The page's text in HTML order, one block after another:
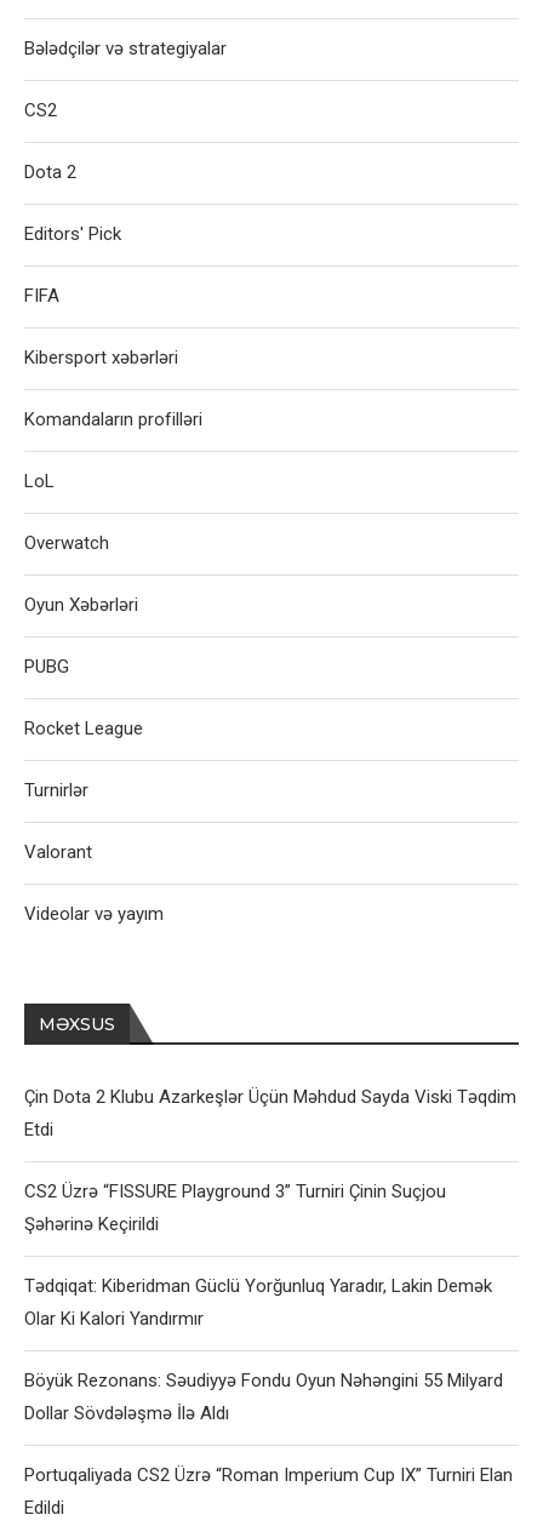
Bələdçilər və strategiyalar
CS2
Dota 2
Editors' Pick
FIFA
Kibersport xəbərləri
Komandaların profilləri
LoL
Overwatch
Oyun Xəbərləri
PUBG
Rocket League
Turnirlər
Valorant
Videolar və yayım
MƏXSUS
Çin Dota 2 Klubu Azarkeşlər Üçün Məhdud Sayda Viski Təqdim
Etdi
CS2 Üzrə “FISSURE Playground 3” Turniri Çinin Suçjou
Şəhərinə Keçirildi
Tədqiqat: Kiberidman Güclü Yorğunluq Yaradır, Lakin Demək
Olar Ki Kalori Yandırmır
Böyük Rezonans: Səudiyyə Fondu Oyun Nəhəngini 55 Milyard
Dollar Sövdələşmə İlə Aldı
Portuqaliyada CS2 Üzrə “Roman Imperium Cup IX” Turniri Elan
Edildi